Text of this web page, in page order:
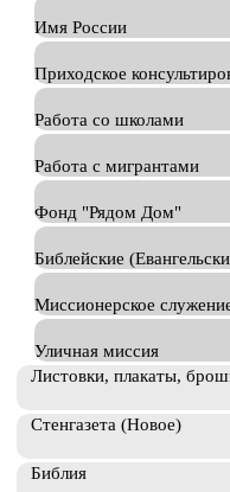
Имя России
Приходское
Работа со школами
Работа с мигрантами
Фонд "Рядом Дом"
Библейские
Миссионерское
Уличная миссия
Листовки, плакаты,
Стенгазета (Новое)
Библия